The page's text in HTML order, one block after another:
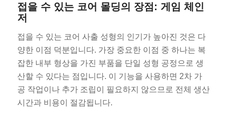
접을 수 있는 코어 몰딩의 장점: 게임 체인
저
접을 수 있는 코어 사출 성형의 인기가 높아진 것은 다
양한 이점 덕분입니다. 가장 중요한 이점 중 하나는 복
잡한 내부 형상을 가진 부품을 단일 성형 공정으로 생
산할 수 있다는 점입니다. 이 기능을 사용하면 2차 가
공 작업이나 추가 조립이 필요하지 않으므로 전체 생산
시간과 비용이 절감됩니다.